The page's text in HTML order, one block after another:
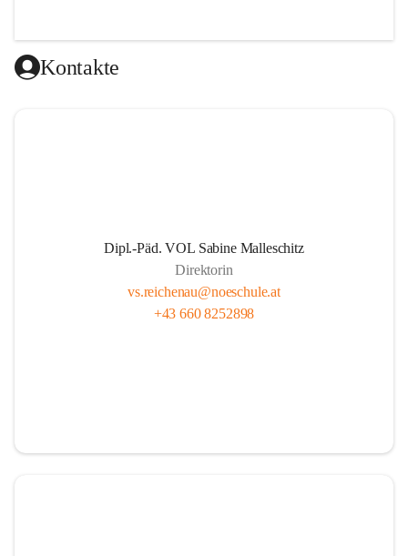
Kontakte
Dipl.-Päd. VOL Sabine Malleschitz
Direktorin
vs.reichenau@noeschule.at
+43 660 8252898